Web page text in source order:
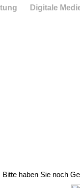
haben Sie noch
Digitale